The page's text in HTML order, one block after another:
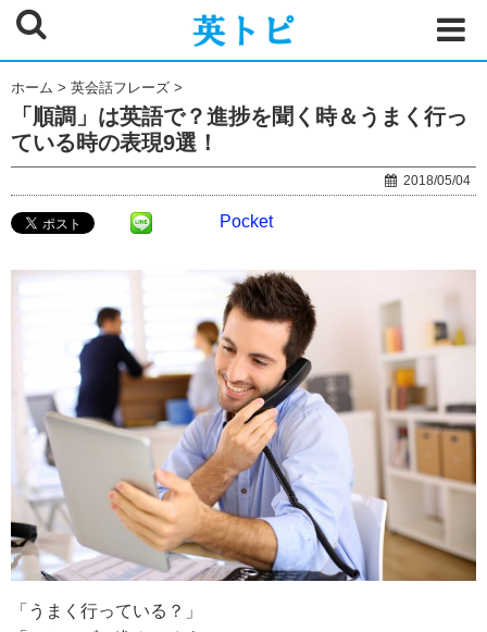
ホーム > 英会話フレーズ >
「順調」は英語で？進捗を聞く時＆うまく行っ
ている時の表現9選！
2018/05/04
Pocket
「うまく行っている？」